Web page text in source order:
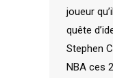
joueur
quête
Stephen
NBA ces